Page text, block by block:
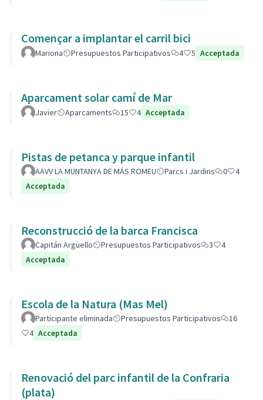
Començar a implantar el carril bici
Mariona Presupuestos Participativos 4 5 Acceptada
Aparcament solar camí de Mar
Javier Aparcaments 15 4 Acceptada
Pistas de petanca y parque infantil
AAVV LA MUNTANYA DE MÁS ROMEU Parcs i Jardins 0
4
Acceptada
Reconstrucció de la barca Francisca
Capitán Argüello Presupuestos Participativos 3
4
Acceptada
Escola de la Natura (Mas Mel)
Participante eliminada Presupuestos Participativos
16
4 Acceptada
Renovació del parc infantil de la Confraria
(plata)